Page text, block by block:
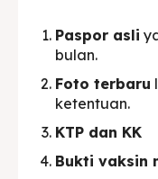
Paspor asli
bulan.
Foto terbaru
ketentuan.
KTP dan KK
Bukti vaksin